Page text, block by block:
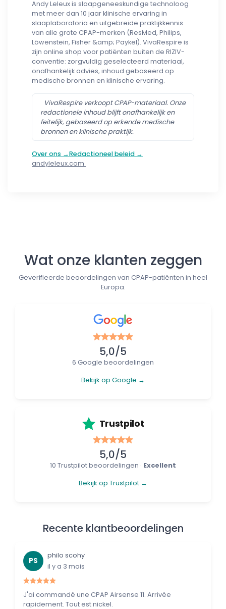
Andy Leleux is slaapgeneeskundige technoloog
met meer dan 10 jaar klinische ervaring in
slaaplaboratoria en uitgebreide praktijkkennis
van alle grote CPAP-merken (ResMed, Philips,
Löwenstein, Fisher &amp; Paykel). VivaRespire is
zijn online shop voor patiënten buiten de RIZIV-
conventie: zorgvuldig geselecteerd materiaal,
onafhankelijk advies, inhoud gebaseerd op
medische bronnen en klinische ervaring.
VivaRespire verkoopt CPAP-materiaal. Onze
redactionele inhoud blijft onafhankelijk en
feitelijk, gebaseerd op erkende medische
bronnen en klinische praktijk.
Over ons →Redactioneel beleid →
andyleleux.com
Wat onze klanten zeggen
Geverifieerde beoordelingen van CPAP-patiënten in heel
Europa.
5,0/5
6 Google beoordelingen
Bekijk op Google →
Trustpilot
5,0/5
10 Trustpilot beoordelingen · Excellent
Bekijk op Trustpilot →
Recente klantbeoordelingen
PS
philo scohy
il y a 3 mois
J'ai commandé une CPAP Airsense 11. Arrivée
rapidement. Tout est nickel.